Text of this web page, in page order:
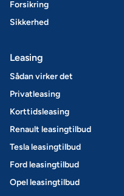
Forsikring
Sikkerhed
Leasing
Sådan virker det
Privatleasing
Korttidsleasing
Renault leasingtilbud
Tesla leasingtilbud
Ford leasingtilbud
Opel leasingtilbud